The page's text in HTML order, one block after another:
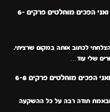
אתה ואני הפכים מוחלטים פרקים 6-
לכתוב אותה במקום שרציתי.
שלי עוד…
הפכים מוחלטים פרקים 6-8
תודה רבה על כל ההשקעה